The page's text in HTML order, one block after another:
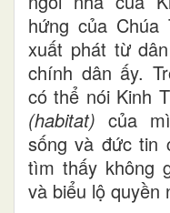
hứng của Chúa
xuất phát từ
chính dân ấy.
có thể nói Kinh
(habitat) của
sống và đức tin
tìm thấy không
và biểu lộ quyền